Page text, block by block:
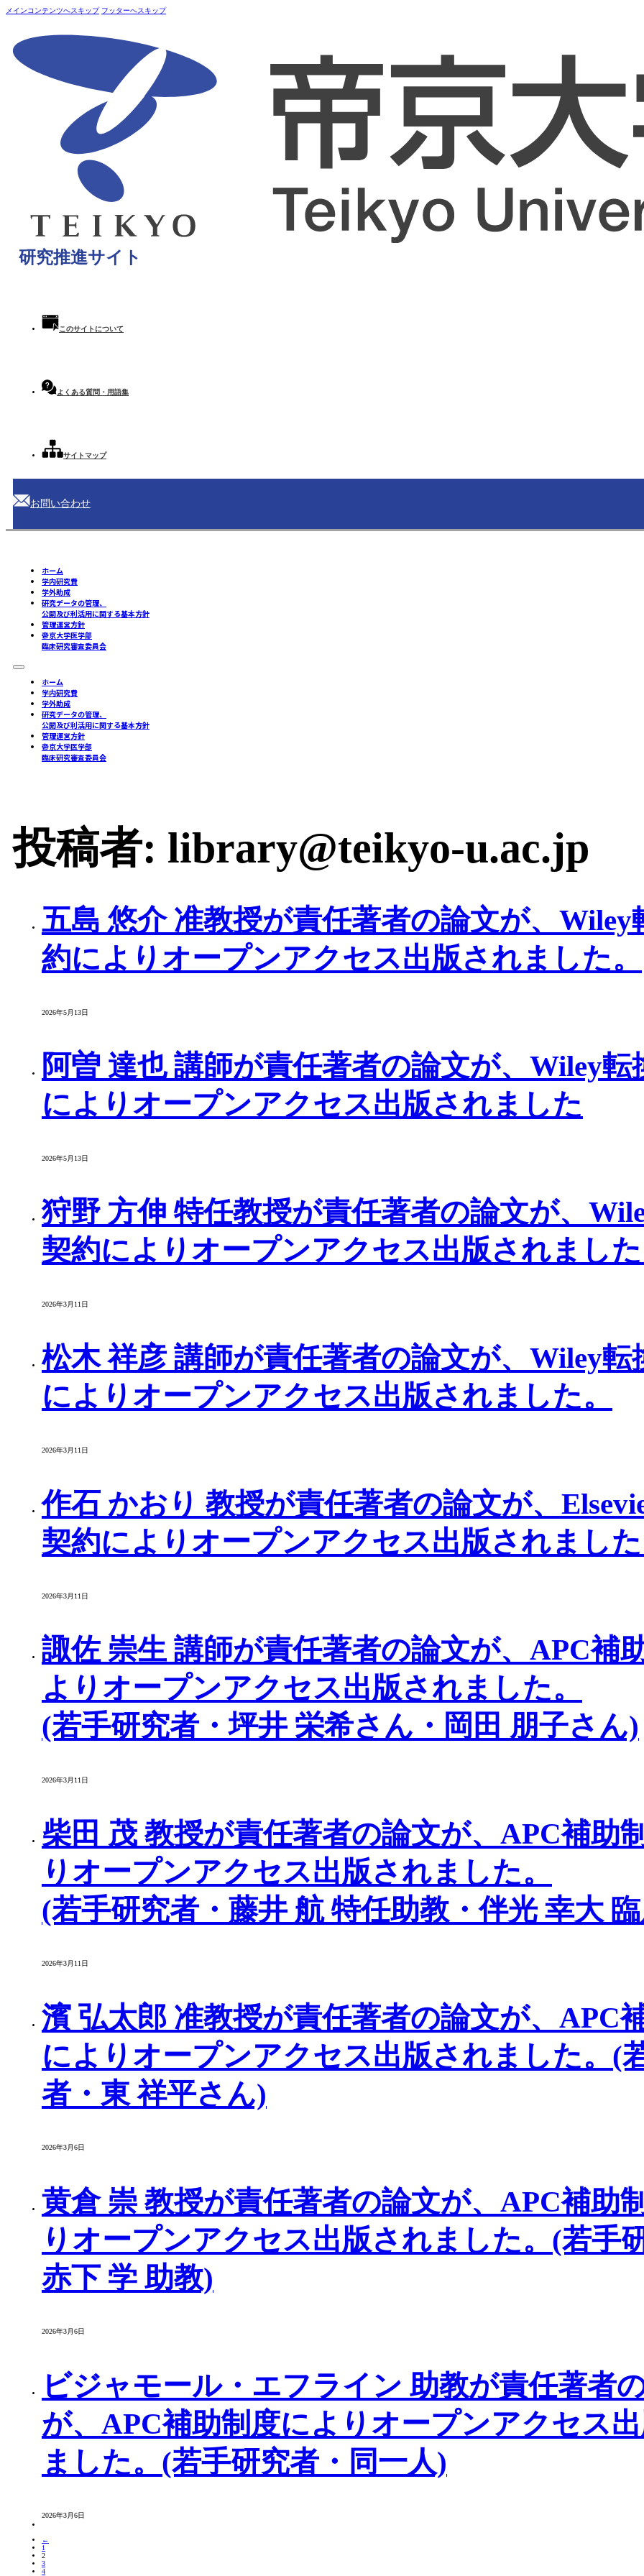
メインコンテンツへスキップ フッターへスキップ
研究推進サイト
このサイトについて
よくある質問・用語集
サイトマップ
お問い合わせ
ホーム
学内研究費
学外助成
研究データの管理、
公開及び利活用に関する基本方針
管理運営方針
帝京大学医学部
臨床研究審査委員会
ホーム
学内研究費
学外助成
研究データの管理、
公開及び利活用に関する基本方針
管理運営方針
帝京大学医学部
臨床研究審査委員会
投稿者: library@teikyo-u.ac.jp
五島 悠介 准教授が責任著者の論文が、Wiley
約によりオープンアクセス出版されました。
2026年5月13日
阿曽 達也 講師が責任著者の論文が、Wiley転
によりオープンアクセス出版されました
2026年5月13日
狩野 方伸 特任教授が責任著者の論文が、
契約によりオープンアクセス出版されまし
2026年3月11日
松木 祥彦 講師が責任著者の論文が、Wiley転
によりオープンアクセス出版されました。
2026年3月11日
作石 かおり 教授が責任著者の論文が、
契約によりオープンアクセス出版されまし
2026年3月11日
諏佐 崇生 講師が責任著者の論文が、APC補
よりオープンアクセス出版されました。
(若手研究者・坪井 栄希さん・岡田 朋子さん)
2026年3月11日
柴田 茂 教授が責任著者の論文が、APC補助
りオープンアクセス出版されました。
(若手研究者・藤井 航 特任助教・伴光 幸大
2026年3月11日
濱 弘太郎 准教授が責任著者の論文が、APC
によりオープンアクセス出版されました。(
者・東 祥平さん)
2026年3月6日
黄倉 崇 教授が責任著者の論文が、APC補助
りオープンアクセス出版されました。(若手
赤下 学 助教)
2026年3月6日
ビジャモール・エフライン 助教が責任著者
が、APC補助制度によりオープンアクセス
ました。(若手研究者・同一人)
2026年3月6日
←
1
2
3
4